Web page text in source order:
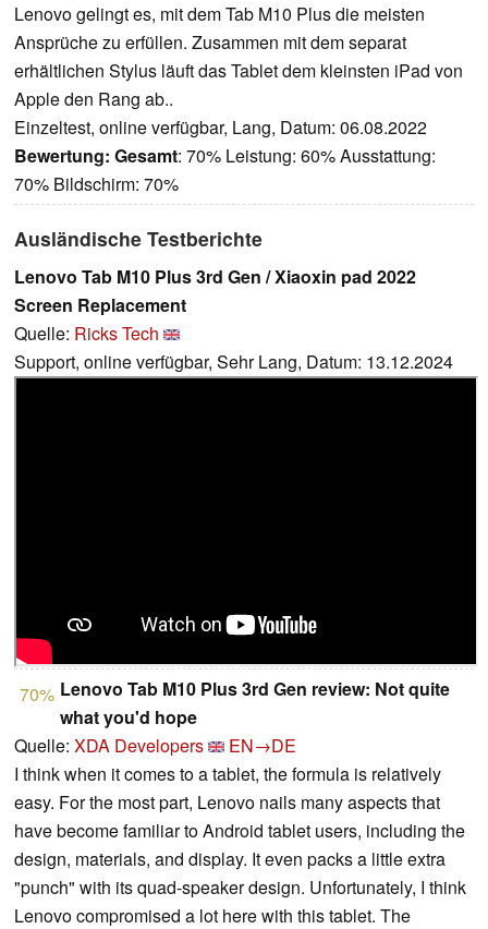
Lenovo gelingt es, mit dem Tab M10 Plus die meisten
Ansprüche zu erfüllen. Zusammen mit dem separat
erhältlichen Stylus läuft das Tablet dem kleinsten iPad von
Apple den Rang ab..
Einzeltest, online verfügbar, Lang, Datum: 06.08.2022
Bewertung: Gesamt: 70% Leistung: 60% Ausstattung:
70% Bildschirm: 70%
Ausländische Testberichte
Lenovo Tab M10 Plus 3rd Gen / Xiaoxin pad 2022
Screen Replacement
Quelle: Ricks Tech
Support, online verfügbar, Sehr Lang, Datum: 13.12.2024
70% Lenovo Tab M10 Plus 3rd Gen review: Not quite
what you'd hope
Quelle: XDA Developers
EN→DE
I think when it comes to a tablet, the formula is relatively
easy. For the most part, Lenovo nails many aspects that
have become familiar to Android tablet users, including the
design, materials, and display. It even packs a little extra
"punch" with its quad-speaker design. Unfortunately, I think
Lenovo compromised a lot here with this tablet. The